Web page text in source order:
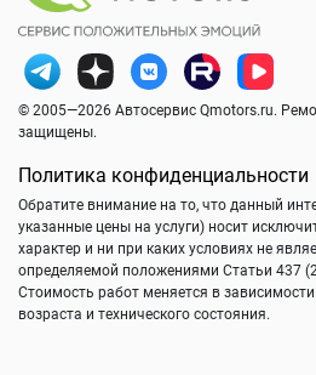
© 2005—2026 Автосервис Qmotors.ru.
защищены.
Политика конфиденциальности
Обратите внимание на то, что данный
указанные цены на услуги) носит
характер и ни при каких условиях не
определяемой положениями Статьи 437
Стоимость работ меняется в
возраста и технического состояния.